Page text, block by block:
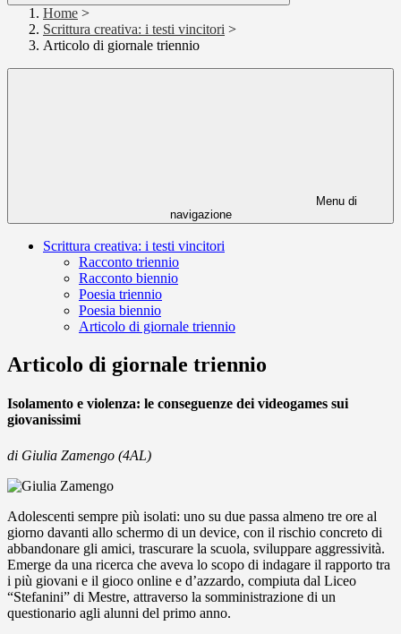
Home >
Scrittura creativa: i testi vincitori >
Articolo di giornale triennio
Menu di
navigazione
Scrittura creativa: i testi vincitori
Racconto triennio
Racconto biennio
Poesia triennio
Poesia biennio
Articolo di giornale triennio
Articolo di giornale triennio
Isolamento e violenza: le conseguenze dei videogames sui
giovanissimi
di Giulia Zamengo (4AL)
Adolescenti sempre più isolati: uno su due passa almeno tre ore al
giorno davanti allo schermo di un device, con il rischio concreto di
abbandonare gli amici, trascurare la scuola, sviluppare aggressività.
Emerge da una ricerca che aveva lo scopo di indagare il rapporto tra
i più giovani e il gioco online e d’azzardo, compiuta dal Liceo
“Stefanini” di Mestre, attraverso la somministrazione di un
questionario agli alunni del primo anno.